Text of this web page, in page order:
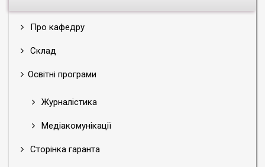
Про кафедру
Склад
Освітні програми
Журналістика
Медіакомунікації
Сторінка гаранта